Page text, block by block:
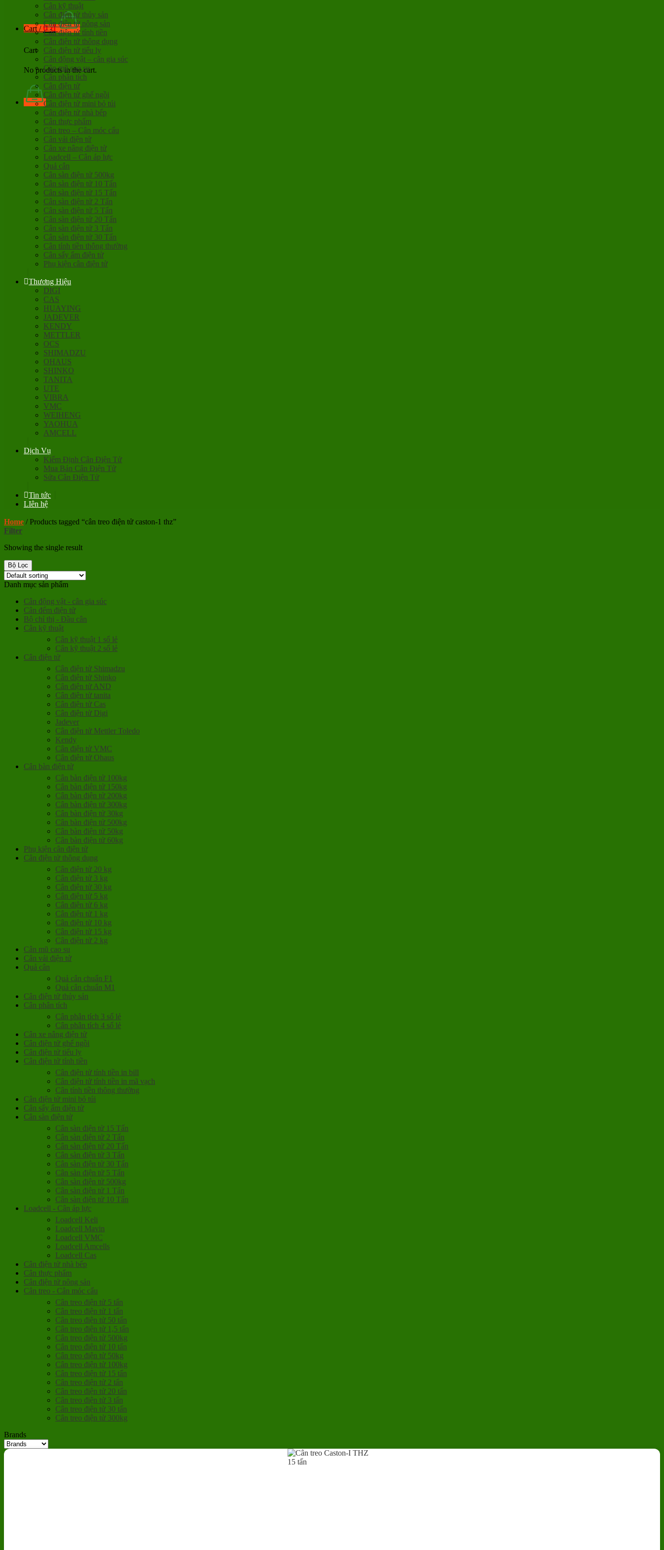
Cart /0đ
Cart
No products in the cart.
Cân kỹ thuật
Cân điện tử thủy sản
Cân điện tử nông sản
Cân điện tử tính tiền
Cân điện tử thông dụng
Cân điện tử tiểu ly
Cân động vật – cân gia súc
Cân mũ cao su
Cân phân tích
Cân điện tử
Cân điện tử ghế ngồi
Cân điện tử mini bỏ túi
Cân điện tử nhà bếp
Cân thực phẩm
Cân treo – Cân móc cẩu
Cân vải điện tử
Cân xe nâng điện tử
Loadcell – Cân áp lực
Quả cân
Cân sàn điện tử 500kg
Cân sàn điện tử 10 Tấn
Cân sàn điện tử 15 Tấn
Cân sàn điện tử 2 Tấn
Cân sàn điện tử 5 Tấn
Cân sàn điện tử 20 Tấn
Cân sàn điện tử 3 Tấn
Cân sàn điện tử 30 Tấn
Cân tính tiền thông thường
Cân sấy ẩm điện tử
Phụ kiện cân điện tử
Thương Hiệu
DIGI
CAS
HUAYING
JADEVER
KENDY
METTLER
OCS
SHIMADZU
OHAUS
SHINKO
TANITA
UTE
VIBRA
VMC
WEIHENG
YAOHUA
AMCELL
Dịch Vụ
Kiểm Định Cân Điện Tử
Mua Bán Cân Điện Tử
Sửa Cân Điện Tử
Tin tức
LIên hệ
Home /Products tagged “cân treo điện tử caston-1 thz”
Filter
Showing the single result
Bộ Lọc
Danh mục sản phẩm
Cân động vật - cân gia súc
Cân đếm điện tử
Bộ chỉ thị - Đầu cân
Cân kỹ thuật
Cân kỹ thuật 1 số lẻ
Cân kỹ thuật 2 số lẻ
Cân điện tử
Cân điện tử Shimadzu
Cân điện tử Shinko
Cân điện tử AND
Cân điện tử tanita
Cân điện tử Cas
Cân điện tử Digi
Jadever
Cân điện tử Mettler Toledo
Kendy
Cân điện tử VMC
Cân điện tử Ohaus
Cân bàn điện tử
Cân bàn điện tử 100kg
Cân bàn điện tử 150kg
Cân bàn điện tử 200kg
Cân bàn điện tử 300kg
Cân bàn điện tử 30kg
Cân bàn điện tử 500kg
Cân bàn điện tử 50kg
Cân bàn điện tử 60kg
Phụ kiện cân điện tử
Cân điện tử thông dụng
Cân điện tử 20 kg
Cân điện tử 3 kg
Cân điện tử 30 kg
Cân điện tử 5 kg
Cân điện tử 6 kg
Cân điện tử 1 kg
Cân điện tử 10 kg
Cân điện tử 15 kg
Cân điện tử 2 kg
Cân mũ cao su
Cân vải điện tử
Quả cân
Quả cân chuẩn F1
Quả cân chuẩn M1
Cân điện tử thủy sản
Cân phân tích
Cân phân tích 3 số lẻ
Cân phân tích 4 số lẻ
Cân xe nâng điện tử
Cân điện tử ghế ngồi
Cân điện tử tiểu ly
Cân điện tử tính tiền
Cân điện tử tính tiền in bill
Cân điện tử tính tiền in mã vạch
Cân tính tiền thông thường
Cân điện tử mini bỏ túi
Cân sấy ẩm điện tử
Cân sàn điện tử
Cân sàn điện tử 15 Tấn
Cân sàn điện tử 2 Tấn
Cân sàn điện tử 20 Tấn
Cân sàn điện tử 3 Tấn
Cân sàn điện tử 30 Tấn
Cân sàn điện tử 5 Tấn
Cân sàn điện tử 500kg
Cân sàn điện tử 1 Tấn
Cân sàn điện tử 10 Tấn
Loadcell - Cân áp lực
Loadcell Keli
Loadcell Mavin
Loadcell VMC
Loadcell Amcells
Loadcell Cas
Cân điện tử nhà bếp
Cân thực phẩm
Cân điện tử nông sản
Cân treo - Cân móc cẩu
Cân treo điện tử 5 tấn
Cân treo điện tử 1 tấn
Cân treo điện tử 50 tấn
Cân treo điện tử 1,5 tấn
Cân treo điện tử 500kg
Cân treo điện tử 10 tấn
Cân treo điện tử 50kg
Cân treo điện tử 100kg
Cân treo điện tử 15 tấn
Cân treo điện tử 2 tấn
Cân treo điện tử 20 tấn
Cân treo điện tử 3 tấn
Cân treo điện tử 30 tấn
Cân treo điện tử 300kg
Brands